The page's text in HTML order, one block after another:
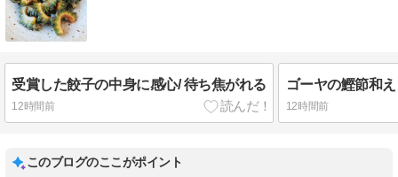
受賞した餃子の中身に感心/ 待ち焦がれる
12時間前
ゴーヤの鰹節和え
12時間前
このブログのここがポイント